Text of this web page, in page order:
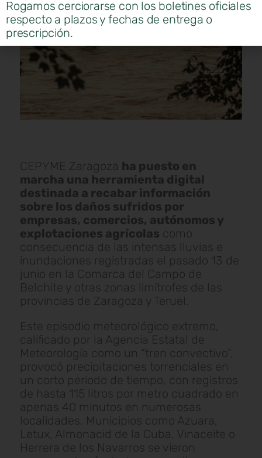
CEPYME Zaragoza ha puesto en
marcha una herramienta digital
destinada a recabar información
sobre los daños sufridos por
empresas, comercios, autónomos y
explotaciones agrícolas como
consecuencia de las intensas lluvias e
inundaciones registradas el pasado 13 de
junio en la Comarca del Campo de
Belchite y otras zonas limítrofes de las
provincias de Zaragoza y Teruel.
Este episodio meteorológico extremo,
calificado por la Agencia Estatal de
Meteorología como un “tren convectivo”,
provocó precipitaciones torrenciales en
un corto periodo de tiempo, con registros
de hasta 115 litros por metro cuadrado en
apenas 40 minutos en numerosas
localidades. Municipios como Azuara,
Letux, Almonacid de la Cuba, Vinaceite o
Herrera de los Navarros se vieron
Rogamos cerciorarse con los boletines oficiales
respecto a plazos y fechas de entrega o
prescripción.